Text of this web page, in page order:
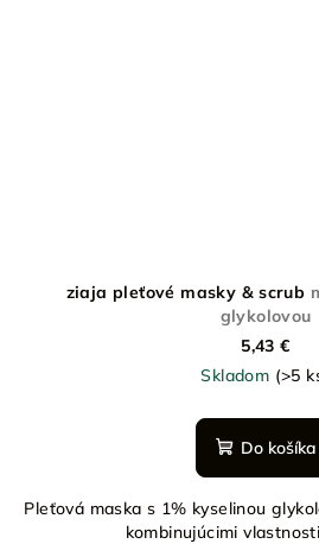
ziaja pleťové masky & scrub
glykolovou
5,43 €
Skladom (>5
Do košíka
Pleťová maska s 1% kyselinou
kombinujúcimi